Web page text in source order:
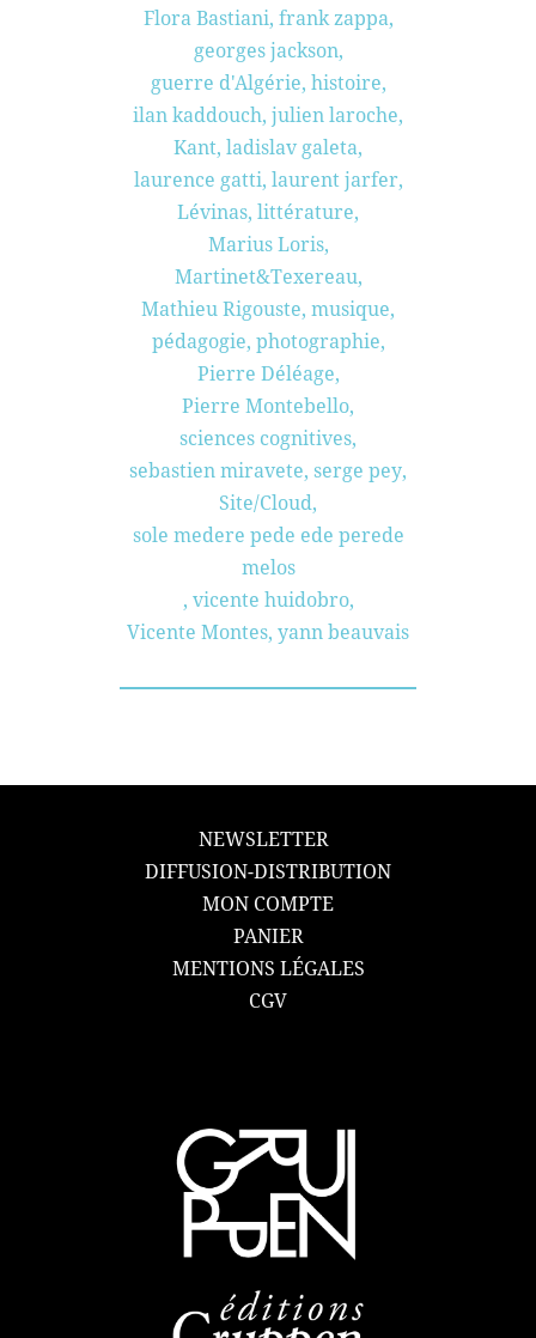
Flora Bastiani, frank zappa,
georges jackson,
guerre d'Algérie, histoire,
ilan kaddouch, julien laroche,
Kant, ladislav galeta,
laurence gatti, laurent jarfer,
Lévinas, littérature,
Marius Loris,
Martinet&Texereau,
Mathieu Rigouste, musique,
pédagogie, photographie,
Pierre Déléage,
Pierre Montebello,
sciences cognitives,
sebastien miravete, serge pey,
Site/Cloud,
sole medere pede ede perede
melos
, vicente huidobro,
Vicente Montes, yann beauvais
NEWSLETTER
DIFFUSION-DISTRIBUTION
MON COMPTE
PANIER
MENTIONS LÉGALES
CGV